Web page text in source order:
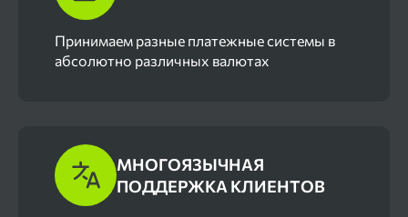
Принимаем разные платежные системы в
абсолютно различных валютах
МНОГОЯЗЫЧНАЯ
ПОДДЕРЖКА КЛИЕНТОВ